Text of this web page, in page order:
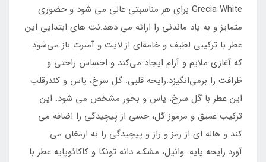
Grecia White برای هر مناسبتی عالی می شود و حضوری
متمایز و به یاد ماندنی را ارائه می دهد.نت های ابتدایی این
عطر با ترکیبی لطیف و خامه‌ای از لایت و آمبرت باز می‌شود
که آغازی ملایم و آرام ایجاد می‌کند و احساس راحتی و
ظرافت را برمی‌انگیزد.رایحه قلبی: گل سرخ، یاس و کندرقلب
این عطر با گل سرخ، یاس و بخور مشخص می شود. این
ترکیب عمیق و مرموز گل، حسی از پیچیدگی را اضافه می
کند و هاله ای از رمز و راز و پیچیدگی را به ارمغان می
آورد.رایحه پایه: وانیل، مشک، دانه تونکا و کاکائوپایه عطر با